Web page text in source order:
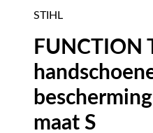
STIHL
FUNCTION
maat S